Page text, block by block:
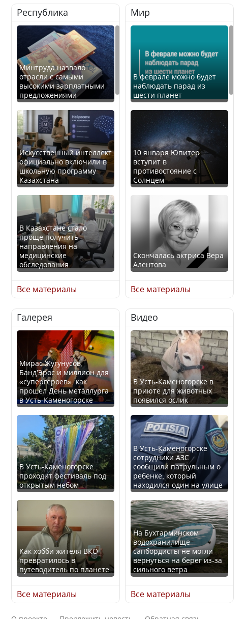
Республика
Минтруда назвало
отрасли с самыми
высокими зарплатными
предложениями
Искусственный интеллект
официально включили в
школьную программу
Казахстана
В Казахстане стало
проще получить
направления на
медицинские
обследования
Қазақстан Орталық Азия
елдері арасында әл-ауқат
индексінде көш бастады
Казахстан возглавил
рейтинг благополучия
среди стран Центральной
Азии
Будут ли представлены
интересы регионов в
Курултае?
Ең төменгі жалақы,
алимент, экология: жеті
партия сайлаушылармен
нені талқылап жатыр?
Все материалы
Мир
В феврале можно будет
наблюдать парад из
шести планет
10 января Юпитер
вступит в
противостояние с
Солнцем
Скончалась актриса Вера
Алентова
В РФ вынесен заочный
приговор по уголовному
делу об убийстве Игоря
Талькова
В России введены
дополнительные
ограничения для
казахстанских прав
Трамп официально
вступил в должность
президента США
Луну признали объектом
культурного наследия,
находящегося под
угрозой исчезновения
Все материалы
Галерея
Мирас Жугунусов,
Банд’Эрос и миллион для
«супергероев»: как
прошел День металлурга
в Усть-Каменогорске
В Усть-Каменогорске
проходит фестиваль под
открытым небом
Как хобби жителя ВКО
превратилось в
путеводитель по планете
Все материалы
Видео
В Усть-Каменогорске в
приюте для животных
появился ослик
В Усть-Каменогорске
сотрудники АЗС
сообщили патрульным о
ребенке, который
находился один на улице
На Бухтарминском
водохранилище
сапбордисты не могли
вернуться на берег из-за
сильного ветра
Все материалы